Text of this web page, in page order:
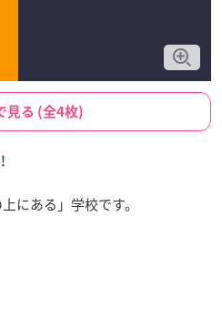
見る (全4枚)
！
にある」学校です。